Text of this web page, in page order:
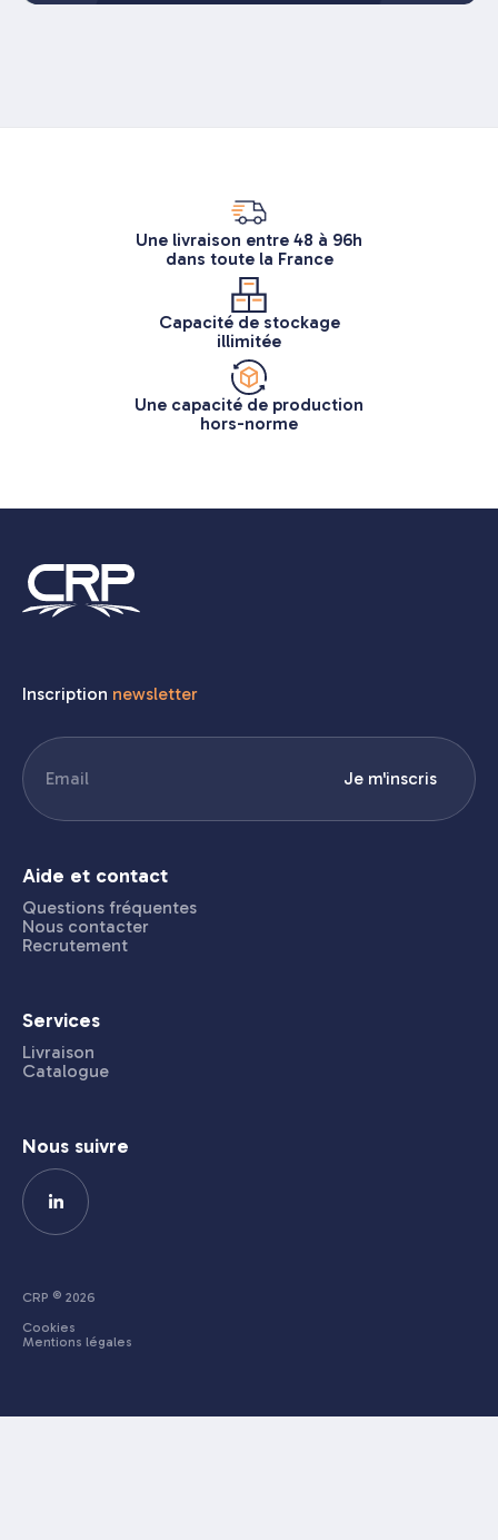
Une livraison entre 48 à 96h
dans toute la France
Capacité de stockage
illimitée
Une capacité de production
hors-norme
Inscription newsletter
E-
mail (Nécessaire) Je m'inscris
Aide et contact
Questions fréquentes
Nous contacter
Recrutement
Services
Livraison
Catalogue
Nous suivre
CRP © 2026
Cookies
Mentions légales